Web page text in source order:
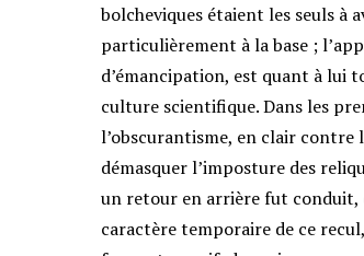
bolcheviques étaient les seuls à
particulièrement à la base ;
d’émancipation, est quant à lui
culture scientifique. Dans les
l’obscurantisme, en clair
démasquer l’imposture des
un retour en arrière fut conduit,
caractère temporaire de ce